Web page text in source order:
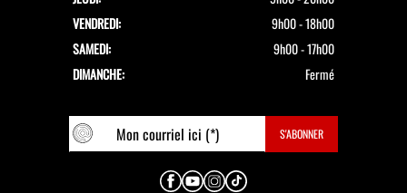
VENDREDI:
9h00 - 18h00
SAMEDI:
9h00 - 17h00
DIMANCHE:
Fermé